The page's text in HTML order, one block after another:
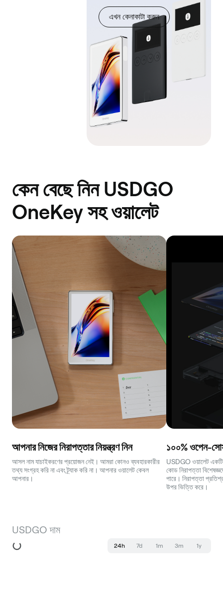
এখন কেনাকাটা করুন
কেন বেছে নিন USDGO
OneKey সহ ওয়ালেট
আপনার নিজের নিরাপত্তার নিয়ন্ত্রণ নিন
আসল নাম যাচাইকরণের প্রয়োজন নেই। আমরা কোনও ব্যবহারকারীর
তথ্য সংগ্রহ করি না এবং ট্র্যাক করি না। আপনার ওয়ালেট কেবল
আপনার।
১০০% ওপেন-
USDGO ওয়ালেট একটি
কোড নিরাপত্তা
পারে। নিরাপত্তা
উপর ভিত্তি করে।
USDGO দাম
24h 7d 1m 3m 1y